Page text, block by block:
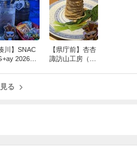
川】SNAC
2026年
【県庁前】杏杏
諏訪山工房（シ
る